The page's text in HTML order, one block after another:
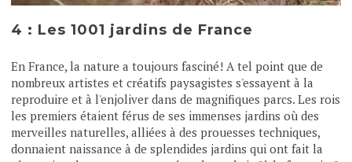
4 : Les 1001 jardins de France
En France, la nature a toujours fasciné! A tel point que de
nombreux artistes et créatifs paysagistes s'essayent à la
reproduire et à l'enjoliver dans de magnifiques parcs. Les rois
les premiers étaient férus de ses immenses jardins où des
merveilles naturelles, alliées à des prouesses techniques,
donnaient naissance à de splendides jardins qui ont fait la